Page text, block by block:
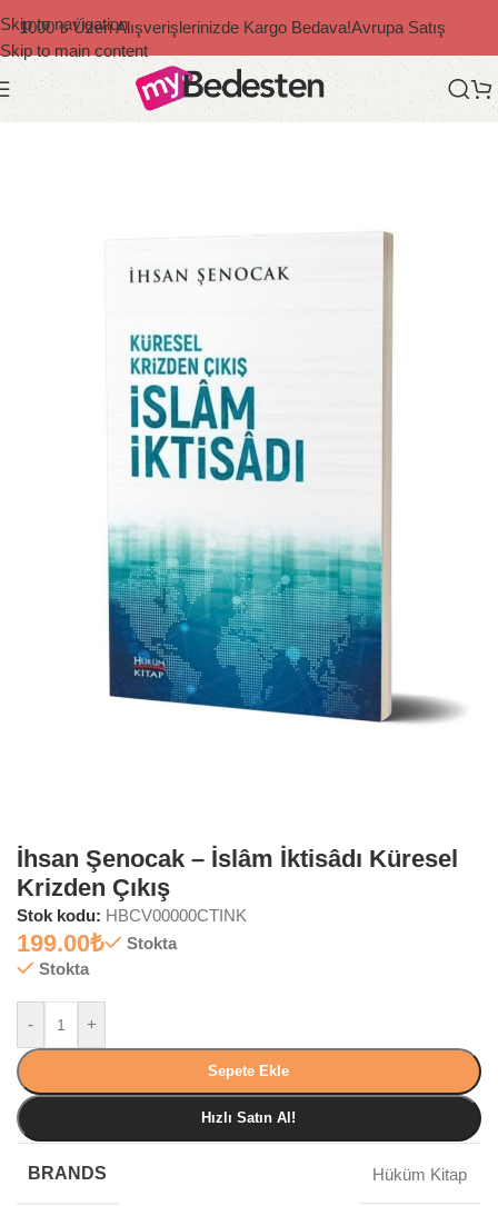
Skip to navigation
Skip to main content
1000 ₺ Üzeri Alışverişlerinizde Kargo Bedava!Avrupa Satış
Ana Sayfa Diğer Yazarlar
İhsan Şenocak – İslâm İktisâdı Küresel
Krizden Çıkış
Stok kodu: HBCV00000CTINK
199.00₺
Stokta
Stokta
- +
Sepete Ekle
Hızlı Satın Al!
BRANDS Hüküm Kitap